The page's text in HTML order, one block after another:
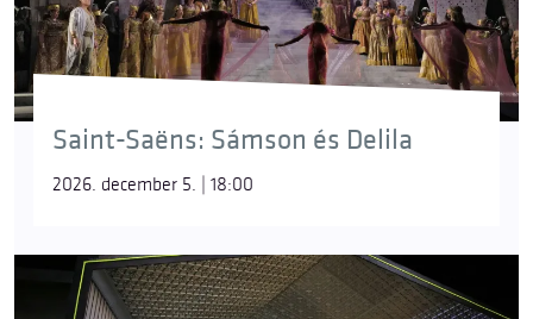
Saint-Saëns: Sámson és Delila
2026. december 5. | 18:00